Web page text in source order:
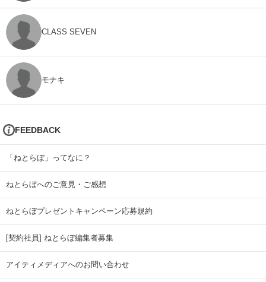
CLASS SEVEN
モナキ
FEEDBACK
「ねとらぼ」ってなに？
ねとらぼへのご意見・ご感想
ねとらぼプレゼントキャンペーン応募規約
[契約社員] ねとらぼ編集者募集
アイティメディアへのお問い合わせ